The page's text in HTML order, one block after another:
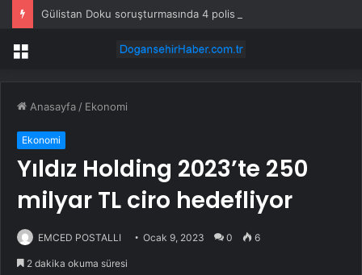
Gülistan Doku soruşturmasında 4 polis tutuklandı
Menü
Anasayfa / Ekonomi
Ekonomi
Yıldız Holding 2023’te 250
milyar TL ciro hedefliyor
EMCED POSTALLI Ocak 9, 2023 0 6
2 dakika okuma süresi